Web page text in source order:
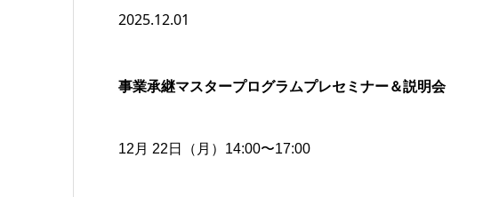
2025.12.01
事業承継マスタープログラムプレセミナー＆説明会
12月 22日（月）14:00〜17:00